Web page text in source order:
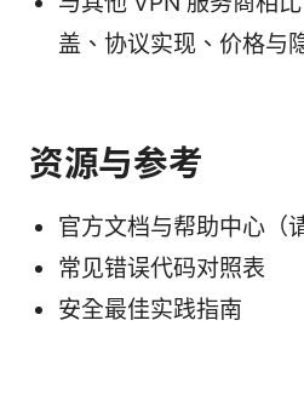
盖、协议实现、价格与
资源与参考
官方文档与帮助中心（
常见错误代码对照表
安全最佳实践指南